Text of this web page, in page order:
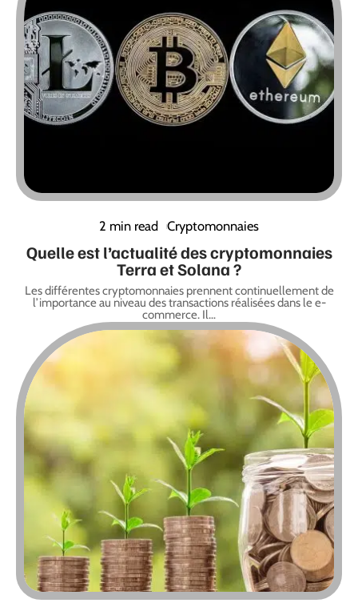
2 min read Cryptomonnaies
Quelle est l’actualité des cryptomonnaies
Terra et Solana ?
Les différentes cryptomonnaies prennent continuellement de
l’importance au niveau des transactions réalisées dans le e-
commerce. Il…